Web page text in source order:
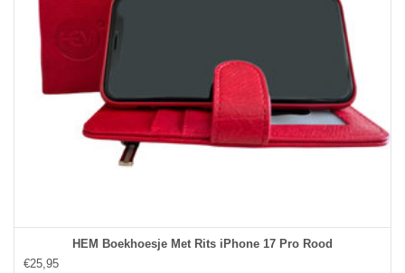
HEM Boekhoesje Met Rits iPhone 17 Pro Rood
€25,95